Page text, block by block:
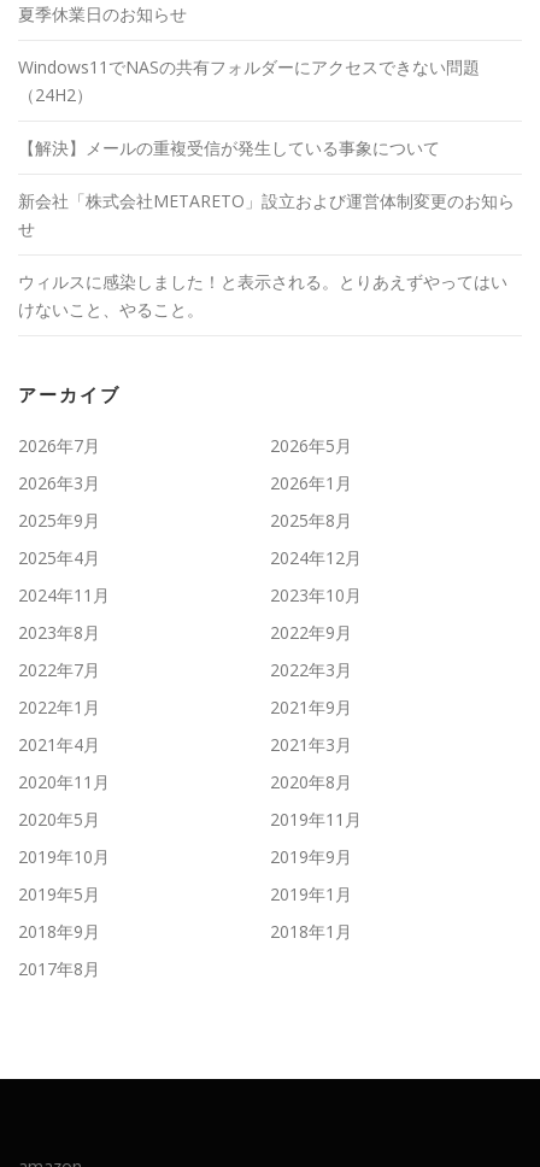
夏季休業日のお知らせ
Windows11でNASの共有フォルダーにアクセスできない問題
（24H2）
【解決】メールの重複受信が発生している事象について
新会社「株式会社METARETO」設立および運営体制変更のお知ら
せ
ウィルスに感染しました！と表示される。とりあえずやってはい
けないこと、やること。
アーカイブ
2026年7月
2026年5月
2026年3月
2026年1月
2025年9月
2025年8月
2025年4月
2024年12月
2024年11月
2023年10月
2023年8月
2022年9月
2022年7月
2022年3月
2022年1月
2021年9月
2021年4月
2021年3月
2020年11月
2020年8月
2020年5月
2019年11月
2019年10月
2019年9月
2019年5月
2019年1月
2018年9月
2018年1月
2017年8月